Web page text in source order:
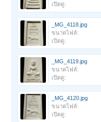
เปิดดู:
_MG_4118.jpg
ขนาดไฟล์:
เปิดดู:
_MG_4119.jpg
ขนาดไฟล์:
เปิดดู:
_MG_4120.jpg
ขนาดไฟล์:
เปิดดู: